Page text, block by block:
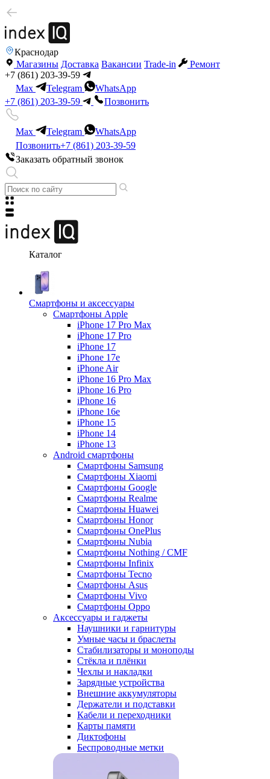
Краснодар
Магазины Доставка Вакансии Trade-in
Ремонт
+7 (861) 203-39-59
Max
Telegram
WhatsApp
+7 (861) 203-39-59
Позвонить
Max Telegram
WhatsApp
Позвонить+7 (861) 203-39-59
Заказать обратный звонок
Каталог
Смартфоны и аксессуары
Смартфоны Apple
iPhone 17 Pro Max
iPhone 17 Pro
iPhone 17
iPhone 17e
iPhone Air
iPhone 16 Pro Max
iPhone 16 Pro
iPhone 16
iPhone 16e
iPhone 15
iPhone 14
iPhone 13
Android cмартфоны
Смартфоны Samsung
Смартфоны Xiaomi
Смартфоны Google
Смартфоны Realme
Смартфоны Huawei
Смартфоны Honor
Смартфоны OnePlus
Смартфоны Nubia
Смартфоны Nothing / CMF
Смартфоны Infinix
Смартфоны Tecno
Смартфоны Asus
Смартфоны Vivo
Смартфоны Oppo
Аксессуары и гаджеты
Наушники и гарнитуры
Умные часы и браслеты
Стабилизаторы и моноподы
Стёкла и плёнки
Чехлы и накладки
Зарядные устройства
Внешние аккумуляторы
Держатели и подставки
Кабели и переходники
Карты памяти
Диктофоны
Беспроводные метки